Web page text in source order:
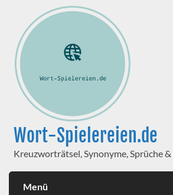
Wort-Spielereien.de
Kreuzworträtsel, Synonyme, Sprüche
Menü